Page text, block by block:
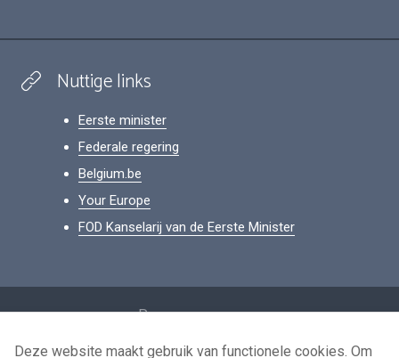
Nuttige links
Eerste minister
Federale regering
Belgium.be
Your Europe
FOD Kanselarij van de Eerste Minister
Persoonsgegevens
Voorwaarden voor het hergebruik
Deze website maakt gebruik van functionele cookies. Om